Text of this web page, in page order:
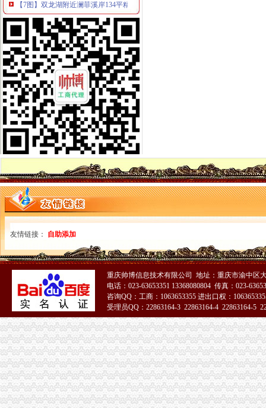
丁字路口及观音岩片区拆迁项目招标公告_中国招标网_重庆市招标
双凤桥街道旧房改造片区拆迁项目招标公告_中国招标网_重庆市招标
三圣材：重庆天元律师事务所关于公司次公开发行股票并上市的补
【月均8000招房产销售,重庆市大泽置业代理有限公司双龙分店招聘】
重庆三圣种建材股份有限公司重庆天元律师事务所关于公司次公开
重庆利洋汽车经纪有限公司第一分部联系方式_信用报告_工商信息-启
重庆盛汇汽车经纪有限公司联系方式_信用报告_工商信息-启信宝
重庆盛汇汽车经纪有限公司_工商信息_电话_地址_信用信息_财务信息
【重庆利洋汽车经纪有限公司第二分部工商信息】-阿土伯工商信息查询
办事儿网本地生活服务本地服务分类需求信息_办事儿网
【图】重庆公司注册营业执照验资记帐报税等服务_重庆工商注册_重
重庆社保、养老、……新消息！你关心的问题全都在这里！_搜
足球节_今日早报
【图】低价代办营业执照_重庆工商注册_重庆列表网
双龙湖专利注册_双龙湖代理-双龙湖易登网
【等培训】_等培训厂家页_等培训价格_第4页_顺企网
双龙湖公司注册_双龙湖内资公司注册_双龙湖外资公司注册-重庆易登网
重庆红旗河沟公司代办_列表网
重庆执照网上年审_列表网
重庆安龙财务咨询有限公司_全球企业库
重庆安龙财务咨询有限公司_全球企业库
【重庆双龙湖临时招聘网_临时招聘信息】-重庆智联招聘
重庆市二手房交易流程有哪些？
重庆不动产权证书办理费用-重庆本地宝
重庆市房地产业协会_百度百科
【2017年重庆西部知识产权服务中心新招聘信息_电话_地址】-赶集网
双龙湖代办营业执照
求购100万小规模公司执照-重庆58同城
重庆安龙财务咨询有限公司_全球企业库
双凤桥街道旧房改造片区拆迁项目招标公告_中国招标网_重庆市招标
丁字路口及观音岩片区拆迁项目招标公告_中国招标网_重庆市招标
办事儿网本地生活服务本地服务分类需求信息_办事儿网
重庆顶呱呱代理记账多少钱重庆代理记账今题网
友情链接： 自助添加
重庆帅博信息技术有限公司 地址：重庆市渝中区
电话：023-63653351 13368080804 传真：023-
咨询QQ：工商：1063653355 进出口权：
受理员QQ：22863164-3 22863164-4 22863164-5
51La